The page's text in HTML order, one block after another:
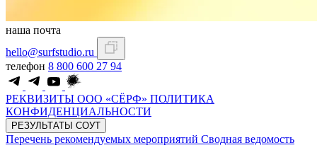
наша почта
hello@surfstudio.ru
телефон 8 800 600 27 94
РЕКВИЗИТЫ ООО «СЁРФ» ПОЛИТИКА
КОНФИДЕНЦИАЛЬНОСТИ
РЕЗУЛЬТАТЫ СОУТ
Перечень рекомендуемых мероприятий Сводная ведомость